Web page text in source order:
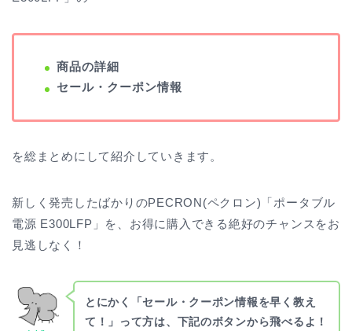
商品の詳細
セール・クーポン情報
を総まとめにして紹介していきます。
新しく発売したばかりのPECRON(ペクロン)「ポータブル
電源 E300LFP」を、お得に購入できる絶好のチャンスをお
見逃しなく！
とにかく「セール・クーポン情報を早く教え
て！」って方は、下記のボタンから飛べるよ！